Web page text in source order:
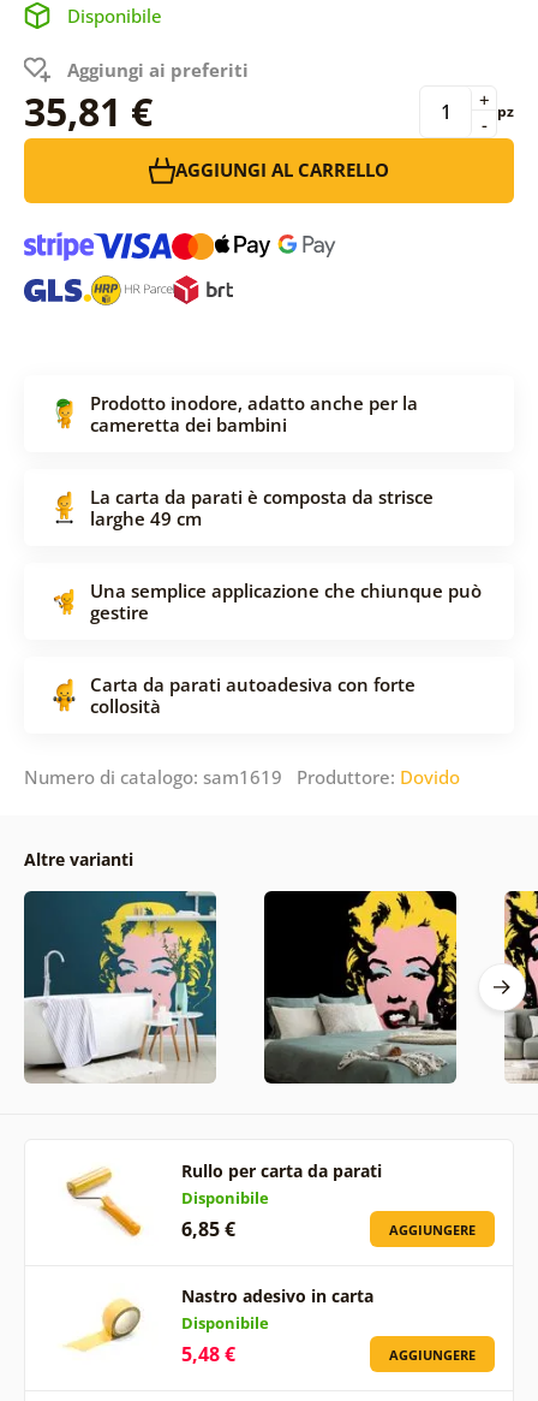
Disponibile
Aggiungi ai preferiti
35,81 € -
+ pz
AGGIUNGI AL CARRELLO
Prodotto inodore, adatto anche per la
cameretta dei bambini
La carta da parati è composta da strisce
larghe 49 cm
Una semplice applicazione che chiunque può
gestire
Carta da parati autoadesiva con forte
collosità
Numero di catalogo: sam1619 Produttore: Dovido
Altre varianti
Rullo per carta da parati
Disponibile
6,85 € AGGIUNGERE
Nastro adesivo in carta
Disponibile
5,48 € AGGIUNGERE